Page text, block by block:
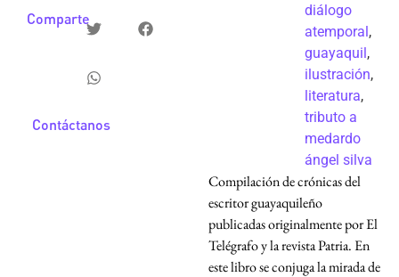
Comparte
Contáctanos
diálogo
atemporal,
guayaquil,
ilustración,
literatura,
tributo a
medardo
ángel silva
Compilación de crónicas del
escritor guayaquileño
publicadas originalmente por El
Telégrafo y la revista Patria. En
este libro se conjuga la mirada de